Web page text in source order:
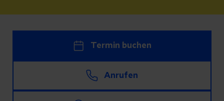
Termin buchen
Anrufen